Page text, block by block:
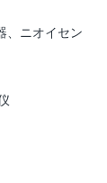
、ニオイセン